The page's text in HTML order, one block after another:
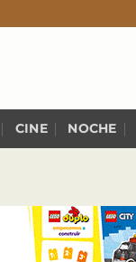
CINE NOCHE